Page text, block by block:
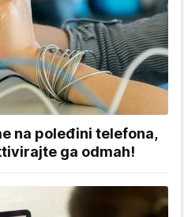
na poleđini telefona,
ga odmah!